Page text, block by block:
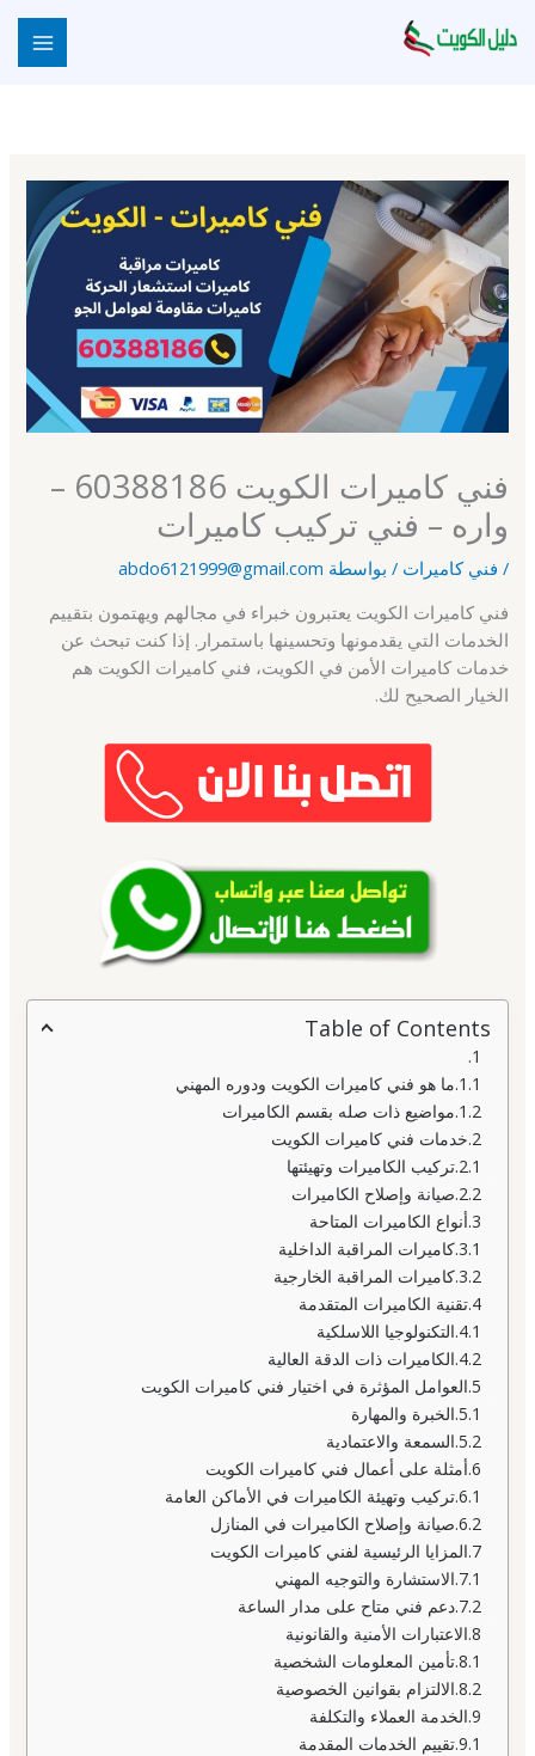
إلى
فني كاميرات الكويت 60388186 –
واره – فني تركيب كاميرات
/ فني كاميرات / بواسطة abdo6121999@gmail.com
فني كاميرات الكويت يعتبرون خبراء في مجالهم ويهتمون بتقييم
الخدمات التي يقدمونها وتحسينها باستمرار. إذا كنت تبحث عن
خدمات كاميرات الأمن في الكويت، فني كاميرات الكويت هم
الخيار الصحيح لك.
Table of Contents
ما هو فني كاميرات الكويت ودوره المهني
مواضيع ذات صله بقسم الكاميرات
خدمات فني كاميرات الكويت
تركيب الكاميرات وتهيئتها
صيانة وإصلاح الكاميرات
أنواع الكاميرات المتاحة
كاميرات المراقبة الداخلية
كاميرات المراقبة الخارجية
تقنية الكاميرات المتقدمة
التكنولوجيا اللاسلكية
الكاميرات ذات الدقة العالية
العوامل المؤثرة في اختيار فني كاميرات الكويت
الخبرة والمهارة
السمعة والاعتمادية
أمثلة على أعمال فني كاميرات الكويت
تركيب وتهيئة الكاميرات في الأماكن العامة
صيانة وإصلاح الكاميرات في المنازل
المزايا الرئيسية لفني كاميرات الكويت
الاستشارة والتوجيه المهني
دعم فني متاح على مدار الساعة
الاعتبارات الأمنية والقانونية
تأمين المعلومات الشخصية
الالتزام بقوانين الخصوصية
الخدمة العملاء والتكلفة
تقييم الخدمات المقدمة